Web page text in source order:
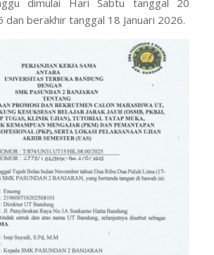
dimulai Hari Sabtu tanggal 20
berakhir tanggal 18 Januari 2026.